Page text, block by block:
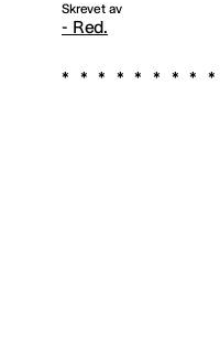
Skrevet av
- Red.